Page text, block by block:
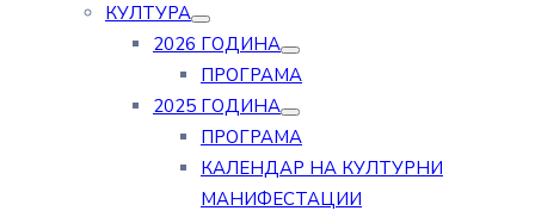
КУЛТУРА
2026 ГОДИНА
ПРОГРАМА
2025 ГОДИНА
ПРОГРАМА
КАЛЕНДАР НА КУЛТУРНИ
МАНИФЕСТАЦИИ